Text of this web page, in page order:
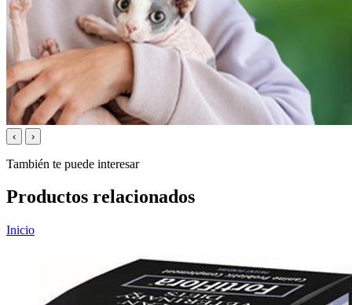
‹ ›
También te puede interesar
Productos relacionados
Inicio